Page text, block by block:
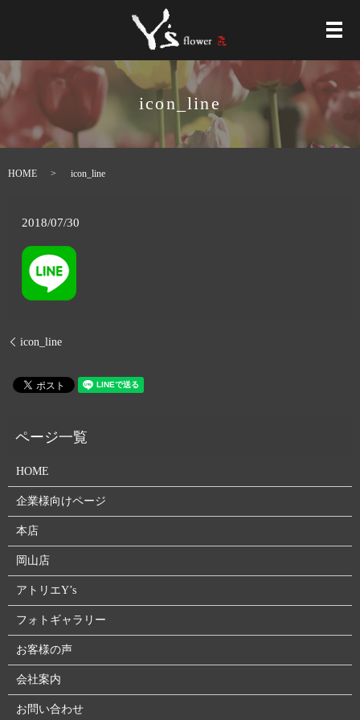
メ
icon_line
HOME icon_line
2018/07/30
icon_line
HOME
企業様向けページ
本店
岡山店
アトリエY’s
フォトギャラリー
お客様の声
会社案内
お問い合わせ